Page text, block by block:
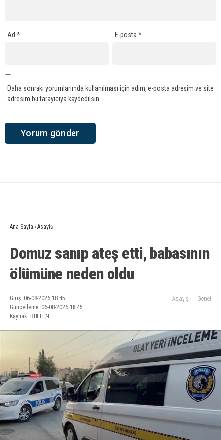
Ad * E-posta*
Daha sonraki yorumlarımda kullanılması için adım, e-posta adresim ve site
adresim bu tarayıcıya kaydedilsin.
Ana Sayfa › Asayiş
Domuz sanıp ateş etti, babasının
ölümüne neden oldu
Giriş: 06-08-2026 18:45
Güncelleme: 06-08-2026 18:45
Kaynak: BULTEN
Asayiş Genel